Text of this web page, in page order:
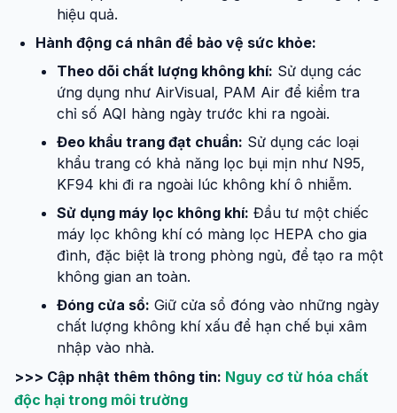
hiệu quả.
Hành động cá nhân để bảo vệ sức khỏe:
Theo dõi chất lượng không khí: Sử dụng các
ứng dụng như AirVisual, PAM Air để kiểm tra
chỉ số AQI hàng ngày trước khi ra ngoài.
Đeo khẩu trang đạt chuẩn: Sử dụng các loại
khẩu trang có khả năng lọc bụi mịn như N95,
KF94 khi đi ra ngoài lúc không khí ô nhiễm.
Sử dụng máy lọc không khí: Đầu tư một chiếc
máy lọc không khí có màng lọc HEPA cho gia
đình, đặc biệt là trong phòng ngủ, để tạo ra một
không gian an toàn.
Đóng cửa sổ: Giữ cửa sổ đóng vào những ngày
chất lượng không khí xấu để hạn chế bụi xâm
nhập vào nhà.
>>> Cập nhật thêm thông tin: Nguy cơ từ hóa chất
độc hại trong môi trường